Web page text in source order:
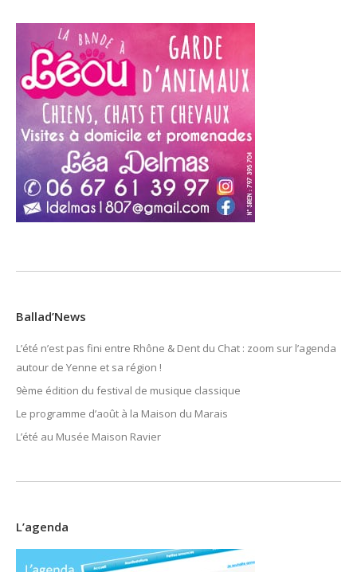
Ballad’News
L’été n’est pas fini entre Rhône & Dent du Chat : zoom sur l’agenda
autour de Yenne et sa région !
9ème édition du festival de musique classique
Le programme d’août à la Maison du Marais
L’été au Musée Maison Ravier
L’agenda